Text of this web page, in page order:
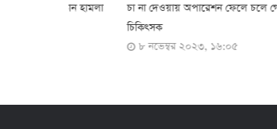
চা না দেওয়ায় অপারেশন ফেলে চলে গেলেন
৮ নভেম্বর ২০২৩, ১৬:০৫